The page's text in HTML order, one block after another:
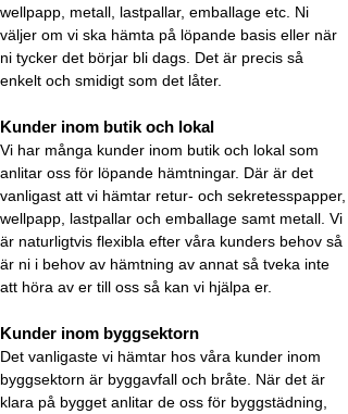
wellpapp, metall, lastpallar, emballage etc. Ni
väljer om vi ska hämta på löpande basis eller när
ni tycker det börjar bli dags. Det är precis så
enkelt och smidigt som det låter.
Kunder inom butik och lokal
Vi har många kunder inom butik och lokal som
anlitar oss för löpande hämtningar. Där är det
vanligast att vi hämtar retur- och sekretesspapper,
wellpapp, lastpallar och emballage samt metall. Vi
är naturligtvis flexibla efter våra kunders behov så
är ni i behov av hämtning av annat så tveka inte
att höra av er till oss så kan vi hjälpa er.
Kunder inom byggsektorn
Det vanligaste vi hämtar hos våra kunder inom
byggsektorn är byggavfall och bråte. När det är
klara på bygget anlitar de oss för byggstädning,